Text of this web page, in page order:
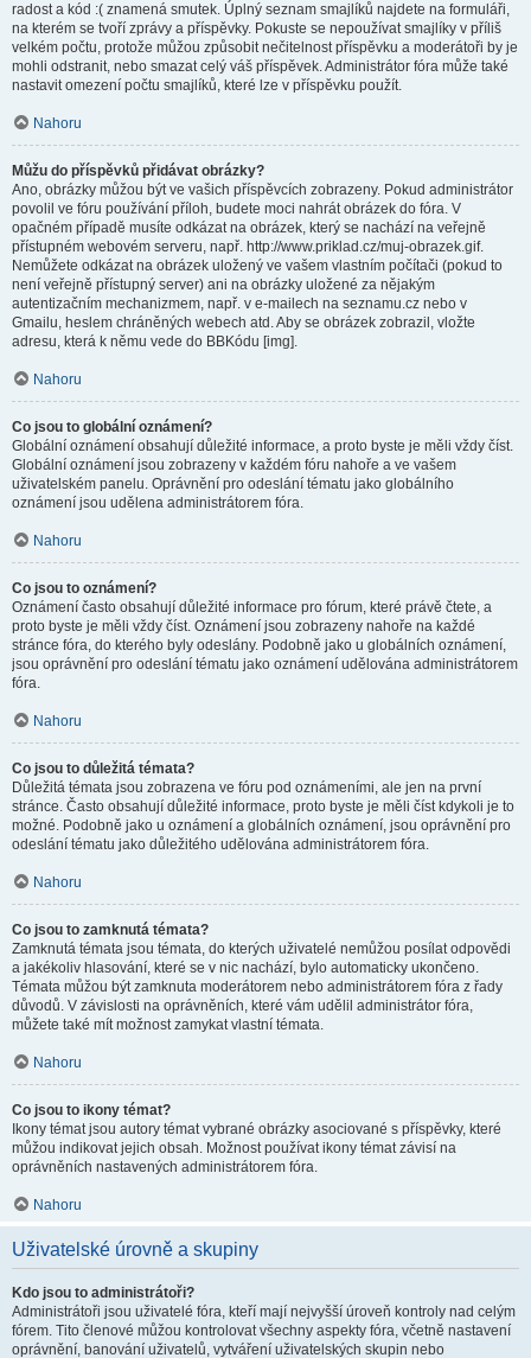
radost a kód :( znamená smutek. Úplný seznam smajlíků najdete na formuláři,
na kterém se tvoří zprávy a příspěvky. Pokuste se nepoužívat smajlíky v příliš
velkém počtu, protože můžou způsobit nečitelnost příspěvku a moderátoři by je
mohli odstranit, nebo smazat celý váš příspěvek. Administrátor fóra může také
nastavit omezení počtu smajlíků, které lze v příspěvku použít.
Nahoru
Můžu do příspěvků přidávat obrázky?
Ano, obrázky můžou být ve vašich příspěvcích zobrazeny. Pokud administrátor
povolil ve fóru používání příloh, budete moci nahrát obrázek do fóra. V
opačném případě musíte odkázat na obrázek, který se nachází na veřejně
přístupném webovém serveru, např. http://www.priklad.cz/muj-obrazek.gif.
Nemůžete odkázat na obrázek uložený ve vašem vlastním počítači (pokud to
není veřejně přístupný server) ani na obrázky uložené za nějakým
autentizačním mechanizmem, např. v e-mailech na seznamu.cz nebo v
Gmailu, heslem chráněných webech atd. Aby se obrázek zobrazil, vložte
adresu, která k němu vede do BBKódu [img].
Nahoru
Co jsou to globální oznámení?
Globální oznámení obsahují důležité informace, a proto byste je měli vždy číst.
Globální oznámení jsou zobrazeny v každém fóru nahoře a ve vašem
uživatelském panelu. Oprávnění pro odeslání tématu jako globálního
oznámení jsou udělena administrátorem fóra.
Nahoru
Co jsou to oznámení?
Oznámení často obsahují důležité informace pro fórum, které právě čtete, a
proto byste je měli vždy číst. Oznámení jsou zobrazeny nahoře na každé
stránce fóra, do kterého byly odeslány. Podobně jako u globálních oznámení,
jsou oprávnění pro odeslání tématu jako oznámení udělována administrátorem
fóra.
Nahoru
Co jsou to důležitá témata?
Důležitá témata jsou zobrazena ve fóru pod oznámeními, ale jen na první
stránce. Často obsahují důležité informace, proto byste je měli číst kdykoli je to
možné. Podobně jako u oznámení a globálních oznámení, jsou oprávnění pro
odeslání tématu jako důležitého udělována administrátorem fóra.
Nahoru
Co jsou to zamknutá témata?
Zamknutá témata jsou témata, do kterých uživatelé nemůžou posílat odpovědi
a jakékoliv hlasování, které se v nic nachází, bylo automaticky ukončeno.
Témata můžou být zamknuta moderátorem nebo administrátorem fóra z řady
důvodů. V závislosti na oprávněních, které vám udělil administrátor fóra,
můžete také mít možnost zamykat vlastní témata.
Nahoru
Co jsou to ikony témat?
Ikony témat jsou autory témat vybrané obrázky asociované s příspěvky, které
můžou indikovat jejich obsah. Možnost používat ikony témat závisí na
oprávněních nastavených administrátorem fóra.
Nahoru
Uživatelské úrovně a skupiny
Kdo jsou to administrátoři?
Administrátoři jsou uživatelé fóra, kteří mají nejvyšší úroveň kontroly nad celým
fórem. Tito členové můžou kontrolovat všechny aspekty fóra, včetně nastavení
oprávnění, banování uživatelů, vytváření uživatelských skupin nebo